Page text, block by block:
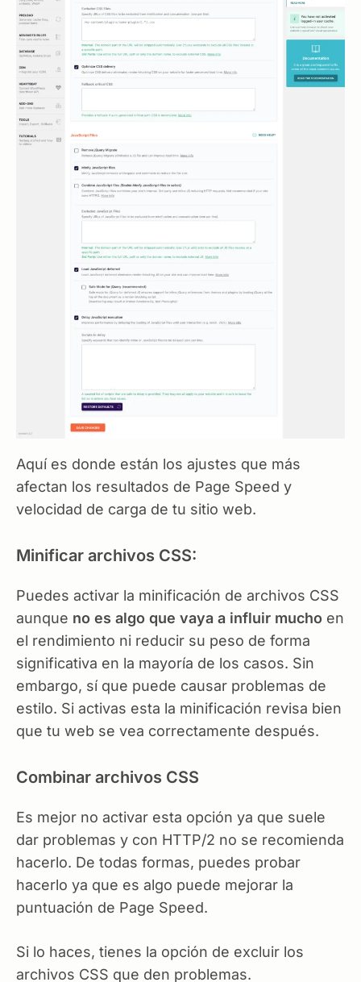
Aquí es donde están los ajustes que más
afectan los resultados de Page Speed y
velocidad de carga de tu sitio web.
Minificar archivos CSS:
Puedes activar la minificación de archivos CSS
aunque no es algo que vaya a influir mucho en
el rendimiento ni reducir su peso de forma
significativa en la mayoría de los casos. Sin
embargo, sí que puede causar problemas de
estilo. Si activas esta la minificación revisa bien
que tu web se vea correctamente después.
Combinar archivos CSS
Es mejor no activar esta opción ya que suele
dar problemas y con HTTP/2 no se recomienda
hacerlo. De todas formas, puedes probar
hacerlo ya que es algo puede mejorar la
puntuación de Page Speed.
Si lo haces, tienes la opción de excluir los
archivos CSS que den problemas.